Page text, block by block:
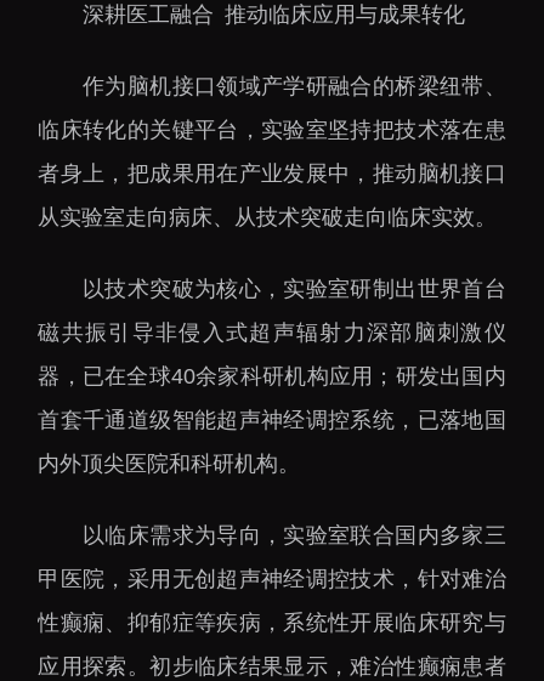
深耕医工融合 推动临床应用与成果转化
作为脑机接口领域产学研融合的桥梁纽带、
临床转化的关键平台，实验室坚持把技术落在患
者身上，把成果用在产业发展中，推动脑机接口
从实验室走向病床、从技术突破走向临床实效。
以技术突破为核心，实验室研制出世界首台
磁共振引导非侵入式超声辐射力深部脑刺激仪
器，已在全球40余家科研机构应用；研发出国内
首套千通道级智能超声神经调控系统，已落地国
内外顶尖医院和科研机构。
以临床需求为导向，实验室联合国内多家三
甲医院，采用无创超声神经调控技术，针对难治
性癫痫、抑郁症等疾病，系统性开展临床研究与
应用探索。初步临床结果显示，难治性癫痫患者